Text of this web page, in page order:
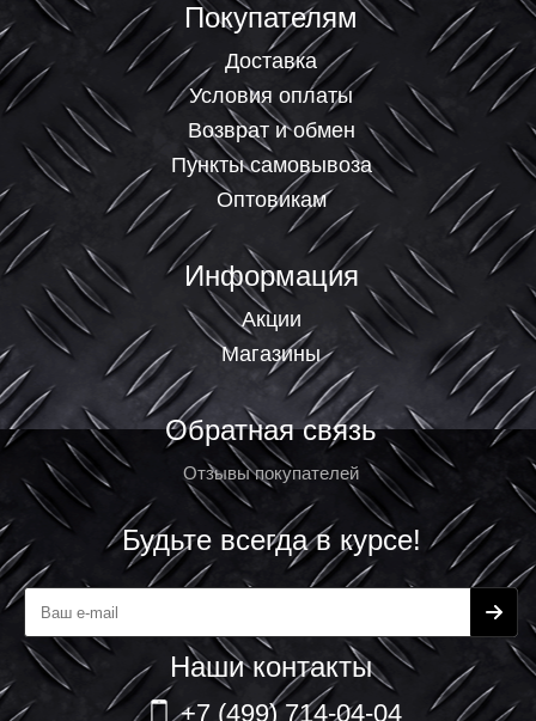
Покупателям
Доставка
Условия оплаты
Возврат и обмен
Пункты самовывоза
Оптовикам
Информация
Акции
Магазины
Обратная связь
Отзывы покупателей
Будьте всегда в курсе!
Наши контакты
+7 (499) 714-04-04